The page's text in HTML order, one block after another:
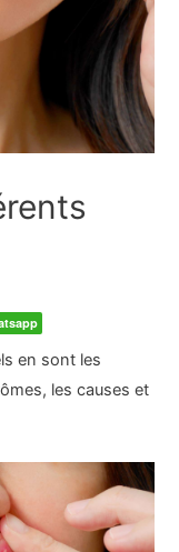
en sont les
les causes et